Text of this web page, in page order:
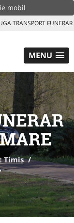
mobil
TRANSPORT FUNERAR
MENU
Timis /